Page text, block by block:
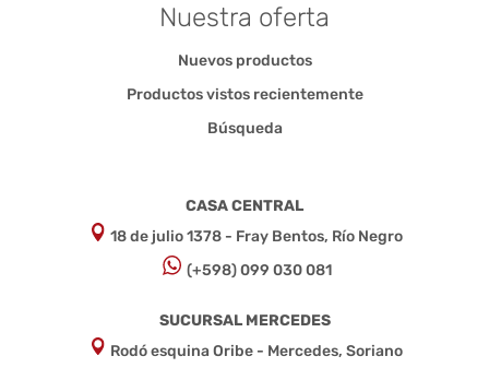
Nuestra oferta
Nuevos productos
Productos vistos recientemente
Búsqueda
CASA CENTRAL
18 de julio 1378 - Fray Bentos, Río Negro
(+598) 099 030 081
SUCURSAL MERCEDES
Rodó esquina Oribe - Mercedes, Soriano